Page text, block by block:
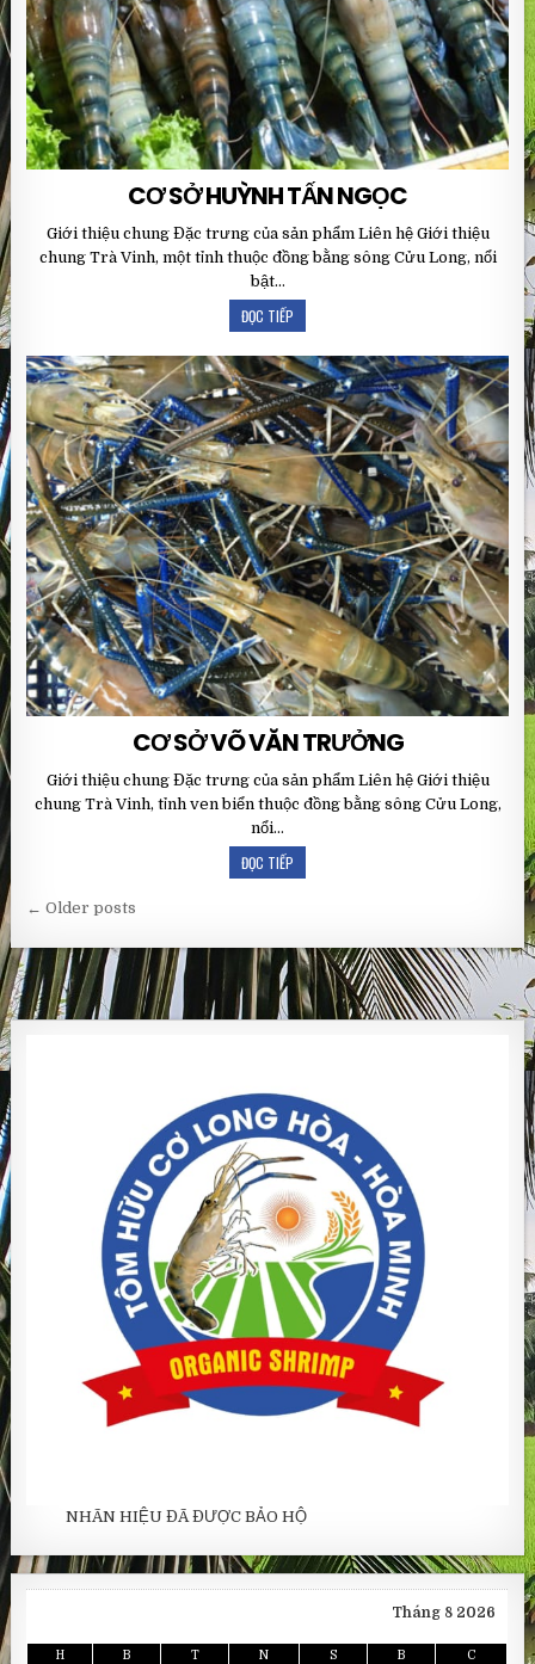
CƠ SỞ HUỲNH TẤN NGỌC
Giới thiệu chung Đặc trưng của sản phẩm Liên hệ Giới thiệu
chung Trà Vinh, một tỉnh thuộc đồng bằng sông Cửu Long, nổi
bật…
ĐỌC TIẾP
CƠ SỞ VÕ VĂN TRƯỞNG
Giới thiệu chung Đặc trưng của sản phẩm Liên hệ Giới thiệu
chung Trà Vinh, tỉnh ven biển thuộc đồng bằng sông Cửu Long,
nổi…
ĐỌC TIẾP
Điều
hướng
bài
viết
← Older posts
NHÃN HIỆU ĐÃ ĐƯỢC BẢO HỘ
Tháng 8 2026
H B T N S B C